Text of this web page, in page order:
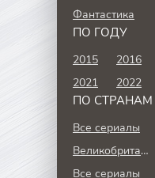
Фантастика
ПО ГОДУ
2015 2016
2021
2022
ПО СТРАНАМ
Все сериалы
Великобритания
Все сериалы